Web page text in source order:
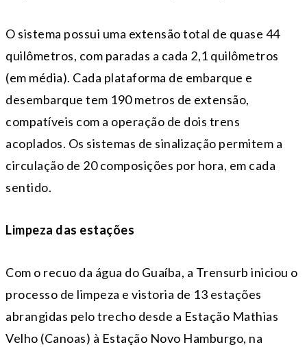
O sistema possui uma extensão total de quase 44
quilômetros, com paradas a cada 2,1 quilômetros
(em média). Cada plataforma de embarque e
desembarque tem 190 metros de extensão,
compatíveis com a operação de dois trens
acoplados. Os sistemas de sinalização permitem a
circulação de 20 composições por hora, em cada
sentido.
Limpeza das estações
Com o recuo da água do Guaíba, a Trensurb iniciou o
processo de limpeza e vistoria de 13 estações
abrangidas pelo trecho desde a Estação Mathias
Velho (Canoas) à Estação Novo Hamburgo, na